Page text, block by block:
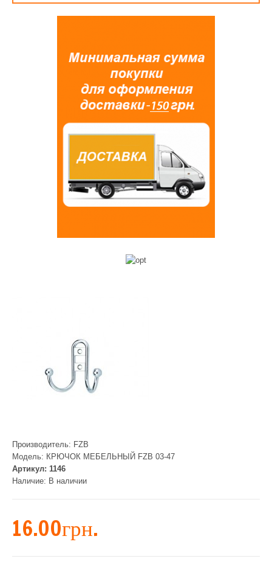
Производитель: FZB
Модель: КРЮЧОК МЕБЕЛЬНЫЙ FZB 03-47
Артикул: 1146
Наличие: В наличии
16.00грн.